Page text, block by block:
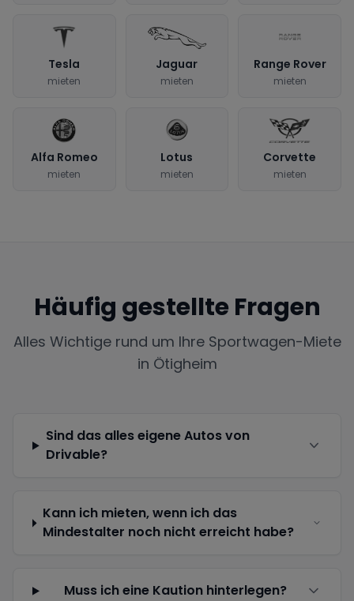
Tesla
mieten
Jaguar
mieten
Range Rover
mieten
Alfa Romeo
mieten
Lotus
mieten
Corvette
mieten
Häufig gestellte Fragen
Alles Wichtige rund um Ihre Sportwagen-Miete
in Ötigheim
Sind das alles eigene Autos von
Drivable?
Kann ich mieten, wenn ich das
Mindestalter noch nicht erreicht habe?
Muss ich eine Kaution hinterlegen?